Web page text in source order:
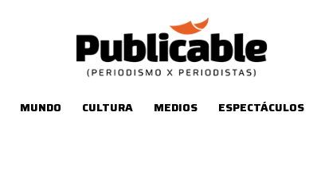
MUNDO CULTURA MEDIOS ESPECTÁCULOS